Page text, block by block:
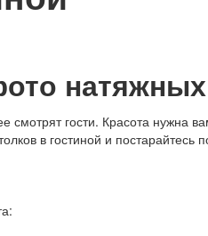
натяжных
гости. Красота нужна
в гостиной и постарайтесь